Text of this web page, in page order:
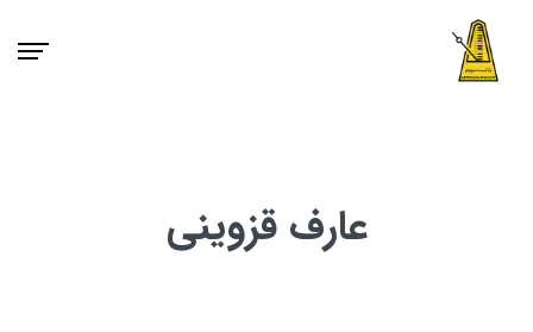
عارف قزوینی